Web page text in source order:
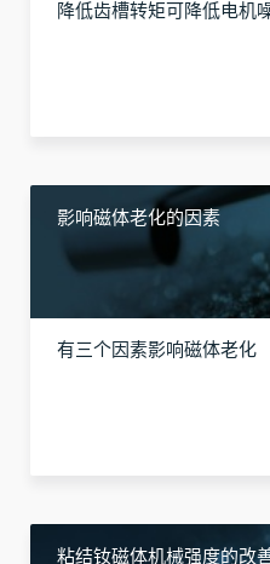
降低齿槽转矩可降低电机
影响磁体老化的因素
有三个因素影响磁体老化
粘结钕磁体机械强度的改